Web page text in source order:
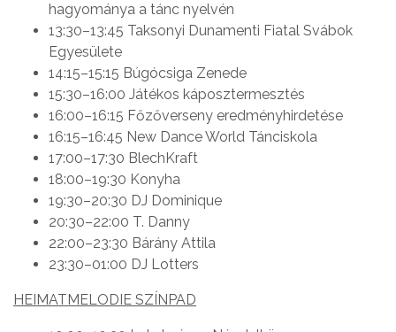
hagyománya a tánc nyelvén
13:30–13:45 Taksonyi Dunamenti Fiatal Svábok
Egyesülete
14:15–15:15 Búgócsiga Zenede
15:30–16:00 Játékos káposztermesztés
16:00–16:15 Főzőverseny eredményhirdetése
16:15–16:45 New Dance World Tánciskola
17:00–17:30 BlechKraft
18:00–19:30 Konyha
19:30–20:30 DJ Dominique
20:30–22:00 T. Danny
22:00–23:30 Bárány Attila
23:30–01:00 DJ Lotters
HEIMATMELODIE SZÍNPAD